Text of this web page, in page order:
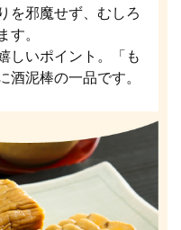
を邪魔せず、むしろ
す。
しいポイント。「も
酒泥棒の一品です。